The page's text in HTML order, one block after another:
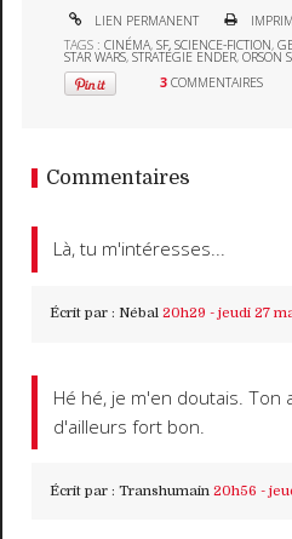
LIEN PERMANENT
TAGS :CINÉMA,SF,SCIENCE-FICTION,
STAR WARS,STRATÉGIE ENDER,ORSON
3 COMMENTAIRES
Commentaires
Là, tu m'intéresses...
Écrit par : Nébal 20h29 - jeudi 27
Hé hé, je m'en doutais. Ton
d'ailleurs fort bon.
Écrit par : Transhumain 20h56 -